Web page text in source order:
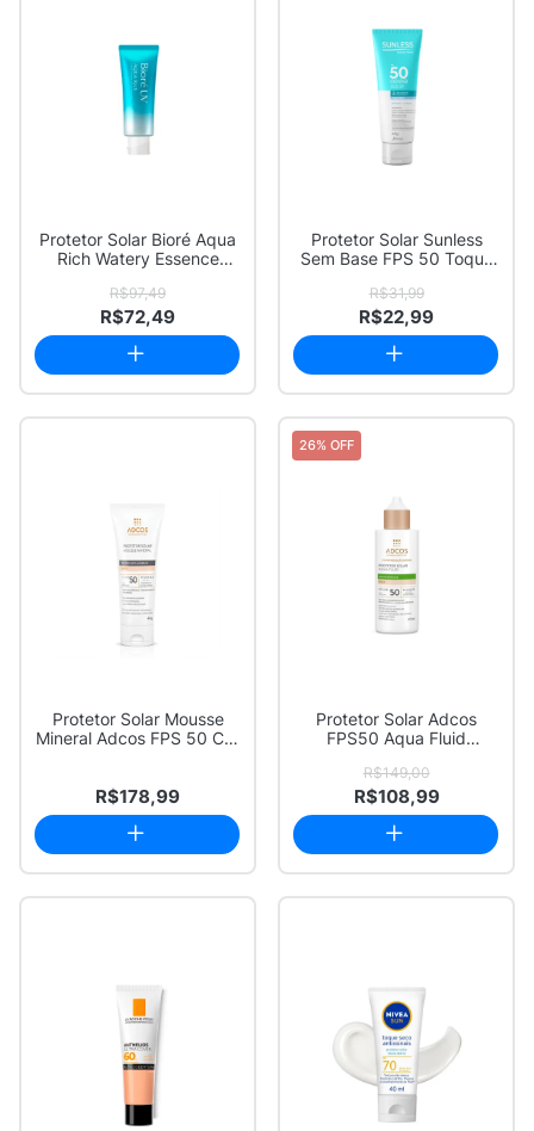
Protetor Solar Bioré Aqua
Rich Watery Essence
R$97,49
R$72,49
Protetor Solar Sunless
Sem Base FPS 50 Toque
R$31,99
R$22,99
Protetor Solar Mousse
Mineral Adcos FPS 50 Cor
R$178,99
26% OFF
Protetor Solar Adcos
FPS50 Aqua Fluid
R$149,00
R$108,99